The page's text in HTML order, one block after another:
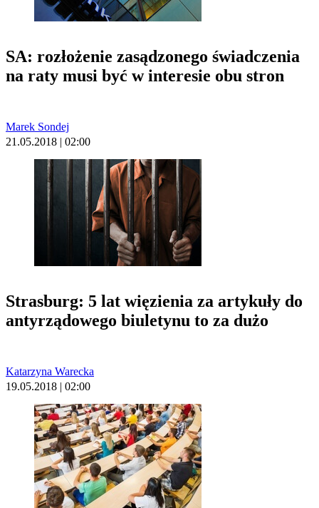
SA: rozłożenie zasądzonego świadczenia
na raty musi być w interesie obu stron
Marek Sondej
21.05.2018 | 02:00
Strasburg: 5 lat więzienia za artykuły do
antyrządowego biuletynu to za dużo
Katarzyna Warecka
19.05.2018 | 02:00